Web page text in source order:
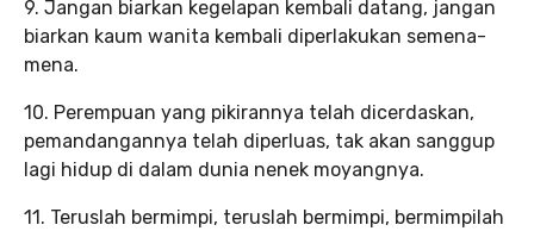
9. Jangan biarkan kegelapan kembali datang, jangan
biarkan kaum wanita kembali diperlakukan semena-
mena.
10. Perempuan yang pikirannya telah dicerdaskan,
pemandangannya telah diperluas, tak akan sanggup
lagi hidup di dalam dunia nenek moyangnya.
11. Teruslah bermimpi, teruslah bermimpi, bermimpilah